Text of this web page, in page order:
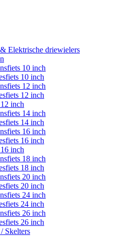
Elektrische driewielers
10 inch
10 inch
12 inch
12 inch
inch
14 inch
14 inch
16 inch
16 inch
inch
18 inch
18 inch
20 inch
20 inch
24 inch
24 inch
26 inch
26 inch
Skelters